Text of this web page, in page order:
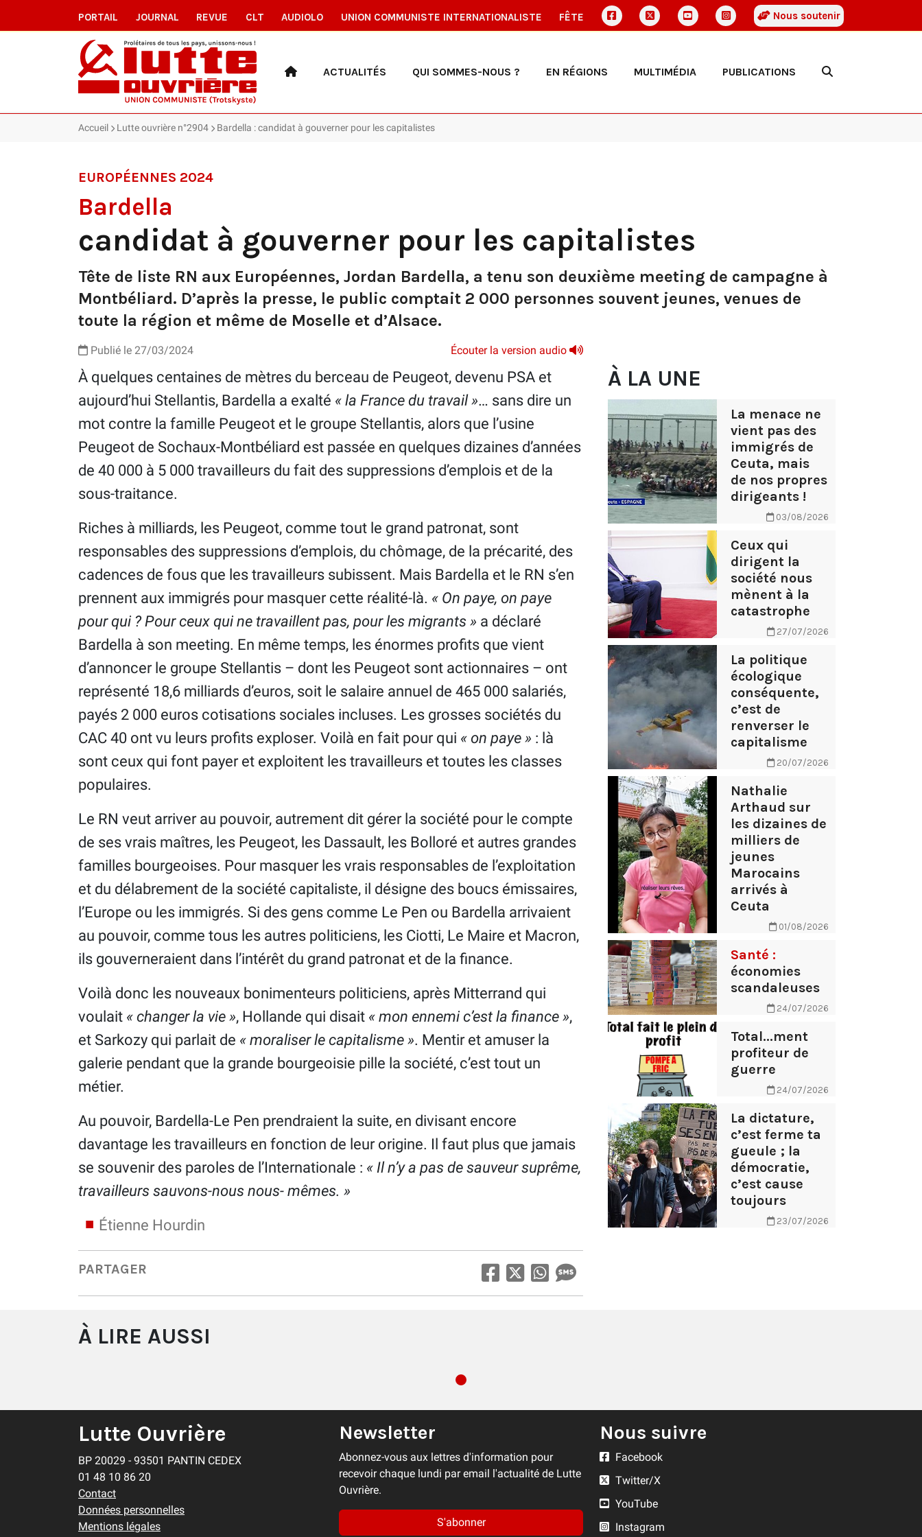
PORTAIL JOURNAL REVUE CLT AUDIOLO UNION COMMUNISTE INTERNATIONALISTE FÊTE Nous soutenir
ACTUALITÉS QUI SOMMES-NOUS ? EN RÉGIONS MULTIMÉDIA PUBLICATIONS
Accueil Lutte ouvrière n°2904 Bardella : candidat à gouverner pour les capitalistes
EUROPÉENNES 2024
Bardella
candidat à gouverner pour les capitalistes
Tête de liste RN aux Européennes, Jordan Bardella, a tenu son deuxième meeting de campagne à
Montbéliard. D’après la presse, le public comptait 2 000 personnes souvent jeunes, venues de
toute la région et même de Moselle et d’Alsace.
Publié le 27/03/2024 Écouter la version audio
À quelques centaines de mètres du berceau de Peugeot, devenu PSA et
aujourd’hui Stellantis, Bardella a exalté « la France du travail »… sans dire un
mot contre la famille Peugeot et le groupe Stellantis, alors que l’usine
Peugeot de Sochaux-Montbéliard est passée en quelques dizaines d’années
de 40 000 à 5 000 travailleurs du fait des suppressions d’emplois et de la
sous-traitance.
Riches à milliards, les Peugeot, comme tout le grand patronat, sont
responsables des suppressions d’emplois, du chômage, de la précarité, des
cadences de fous que les travailleurs subissent. Mais Bardella et le RN s’en
prennent aux immigrés pour masquer cette réalité-là. « On paye, on paye
pour qui ? Pour ceux qui ne travaillent pas, pour les migrants » a déclaré
Bardella à son meeting. En même temps, les énormes profits que vient
d’annoncer le groupe Stellantis – dont les Peugeot sont actionnaires – ont
représenté 18,6 milliards d’euros, soit le salaire annuel de 465 000 salariés,
payés 2 000 euros cotisations sociales incluses. Les grosses sociétés du
CAC 40 ont vu leurs profits exploser. Voilà en fait pour qui « on paye » : là
sont ceux qui font payer et exploitent les travailleurs et toutes les classes
populaires.
Le RN veut arriver au pouvoir, autrement dit gérer la société pour le compte
de ses vrais maîtres, les Peugeot, les Dassault, les Bolloré et autres grandes
familles bourgeoises. Pour masquer les vrais responsables de l’exploitation
et du délabrement de la société capitaliste, il désigne des boucs émissaires,
l’Europe ou les immigrés. Si des gens comme Le Pen ou Bardella arrivaient
au pouvoir, comme tous les autres politiciens, les Ciotti, Le Maire et Macron,
ils gouverneraient dans l’intérêt du grand patronat et de la finance.
Voilà donc les nouveaux bonimenteurs politiciens, après Mitterrand qui
voulait « changer la vie », Hollande qui disait « mon ennemi c’est la finance »,
et Sarkozy qui parlait de « moraliser le capitalisme ». Mentir et amuser la
galerie pendant que la grande bourgeoisie pille la société, c’est tout un
métier.
Au pouvoir, Bardella-Le Pen prendraient la suite, en divisant encore
davantage les travailleurs en fonction de leur origine. Il faut plus que jamais
se souvenir des paroles de l’Internationale : « Il n’y a pas de sauveur suprême,
travailleurs sauvons-nous nous- mêmes. »
Étienne Hourdin
PARTAGER
À LA UNE
La menace ne
vient pas des
immigrés de
Ceuta, mais
de nos propres
dirigeants !
03/08/2026
Ceux qui
dirigent la
société nous
mènent à la
catastrophe
27/07/2026
La politique
écologique
conséquente,
c’est de
renverser le
capitalisme
20/07/2026
Nathalie
Arthaud sur
les dizaines de
milliers de
jeunes
Marocains
arrivés à
Ceuta
01/08/2026
Santé :
économies
scandaleuses
24/07/2026
Total...ment
profiteur de
guerre
24/07/2026
La dictature,
c’est ferme ta
gueule ; la
démocratie,
c’est cause
toujours
23/07/2026
À LIRE AUSSI
Lutte Ouvrière
BP 20029 - 93501 PANTIN CEDEX
01 48 10 86 20
Contact
Données personnelles
Mentions légales
Newsletter
Abonnez-vous aux lettres d'information pour
recevoir chaque lundi par email l'actualité de Lutte
Ouvrière.
S'abonner
Nous suivre
Facebook
Twitter/X
YouTube
Instagram